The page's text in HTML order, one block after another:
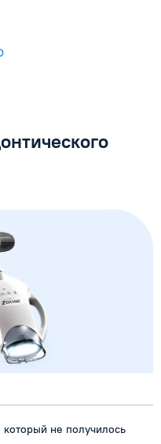
который не получилось